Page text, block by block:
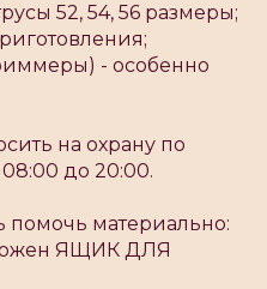
52, 54, 56 размеры;
- особенно
на охрану по
до 20:00.
помочь материально:
ЯЩИК ДЛЯ